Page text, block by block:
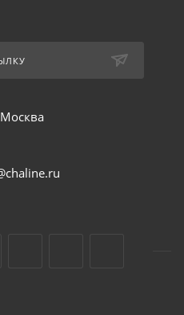
Москва